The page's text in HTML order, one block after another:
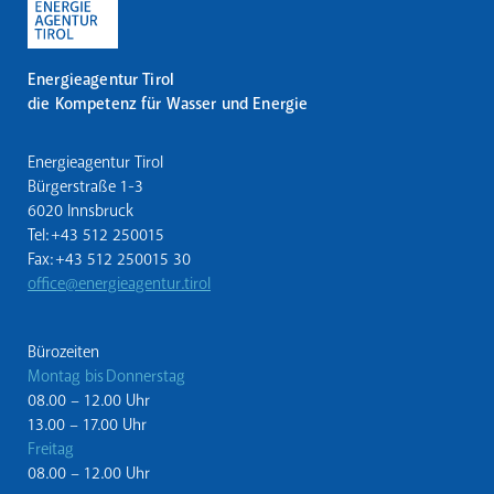
Energieagentur Tirol
die Kompetenz für Wasser und Energie
Energieagentur Tirol
Bürgerstraße 1-3
6020 Innsbruck
Tel: +43 512 250015
Fax: +43 512 250015 30
office@energieagentur.tirol
Bürozeiten
Montag bis Donnerstag
08.00 – 12.00 Uhr
13.00 – 17.00 Uhr
Freitag
08.00 – 12.00 Uhr